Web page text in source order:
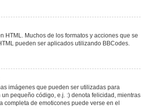
HTML. Muchos de los formatos y acciones que se
pueden ser aplicados utilizando BBCodes.
imágenes que pueden ser utilizadas para
pequeño código, e.j. :) denota felicidad, mientras
completa de emoticones puede verse en el